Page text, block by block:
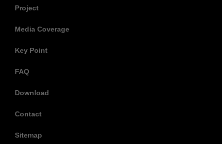
Project
Media Coverage
Key Point
FAQ
Download
Contact
Sitemap